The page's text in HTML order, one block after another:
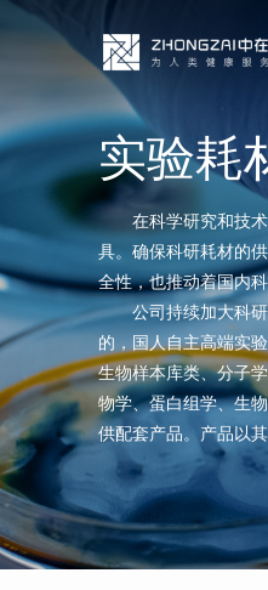
实验耗
在科学研究和技
具。确保科研耗材的
全性，也推动着国内
公司持续加大科
的，国人自主高端实
生物样本库类、分子
物学、蛋白组学、生
供配套产品。产品以